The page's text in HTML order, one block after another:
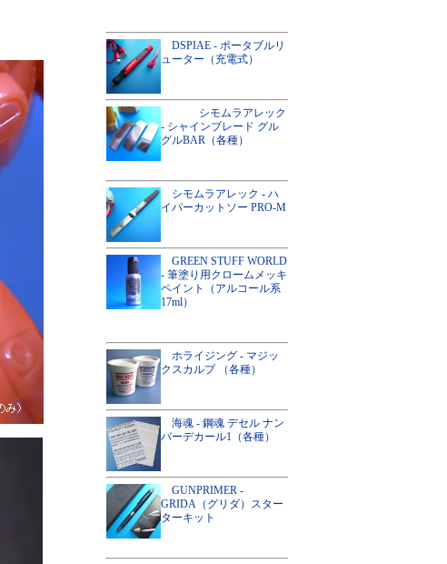
DSPIAE - ポータブルリ
ューター（充電式）
シモムラアレック
- シャインブレード グル
グルBAR（各種）
シモムラアレック - ハ
イパーカットソー PRO-M
GREEN STUFF WORLD
- 筆塗り用クロームメッキ
ペイント（アルコール系
17ml）
ホライジング - マジッ
クスカルプ （各種）
海魂 - 鋼魂 デセル ナン
バーデカール1（各種）
GUNPRIMER -
GRIDA（グリダ）スター
ターキット